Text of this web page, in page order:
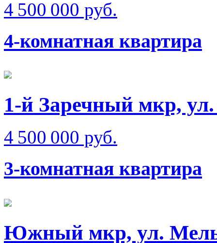
4 500 000 руб.
4-комнатная квартира
1-й Заречный мкр,
4 500 000 руб.
3-комнатная квартира
Южный мкр, ул.